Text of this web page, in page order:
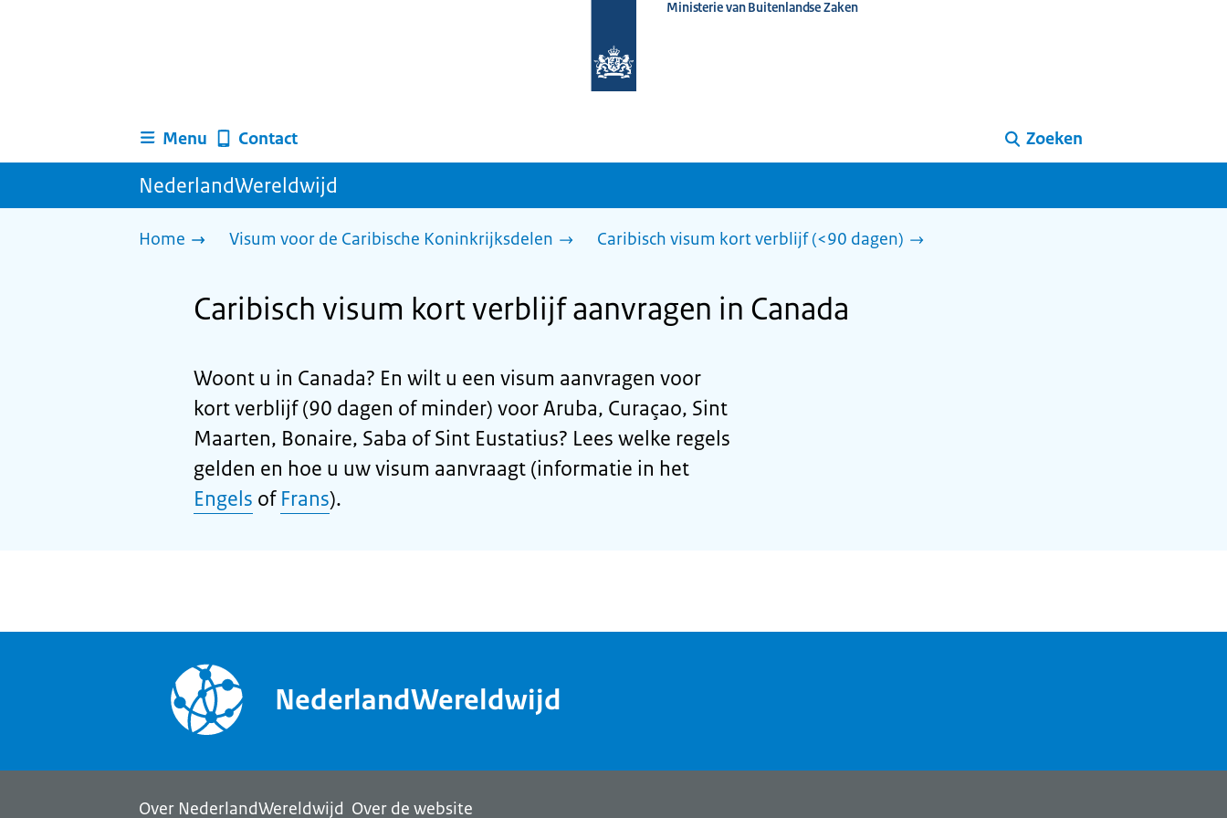
homepage
Ministerie van Buitenlandse Zaken
Menu Contact Zoeken
NederlandWereldwijd
Home Visum voor de Caribische Koninkrijksdelen Caribisch visum kort verblijf (<90 dagen)
Caribisch visum kort verblijf aanvragen in Canada
Woont u in Canada? En wilt u een visum aanvragen voor
kort verblijf (90 dagen of minder) voor Aruba, Curaçao, Sint
Maarten, Bonaire, Saba of Sint Eustatius? Lees welke regels
gelden en hoe u uw visum aanvraagt (informatie in het
Engels of Frans).
NederlandWereldwijd
Over NederlandWereldwijd Over de website